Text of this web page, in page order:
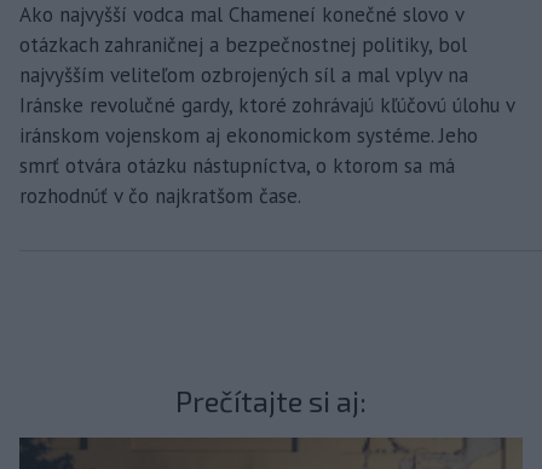
Ako najvyšší vodca mal Chameneí konečné slovo v
otázkach zahraničnej a bezpečnostnej politiky, bol
najvyšším veliteľom ozbrojených síl a mal vplyv na
Iránske revolučné gardy, ktoré zohrávajú kľúčovú úlohu v
iránskom vojenskom aj ekonomickom systéme. Jeho
smrť otvára otázku nástupníctva, o ktorom sa má
rozhodnúť v čo najkratšom čase.
Prečítajte si aj: